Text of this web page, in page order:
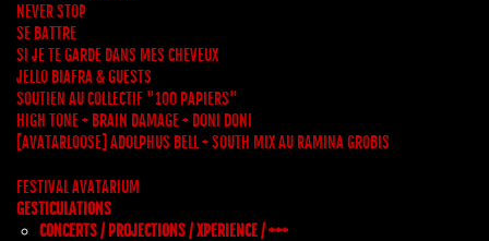
NEVER STOP
SE BATTRE
SI JE TE GARDE DANS MES CHEVEUX
JELLO BIAFRA & GUESTS
SOUTIEN AU COLLECTIF "100 PAPIERS"
HIGH TONE + BRAIN DAMAGE + DONI DONI
[AVATARLOOSE] ADOLPHUS BELL + SOUTH MIX AU RAMINA GROBIS
FESTIVAL AVATARIUM
GESTICULATIONS
CONCERTS / PROJECTIONS / XPERIENCE / +++